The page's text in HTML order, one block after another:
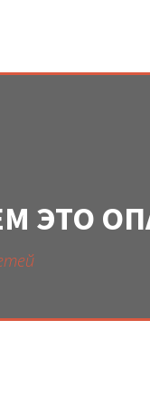
ЭТО